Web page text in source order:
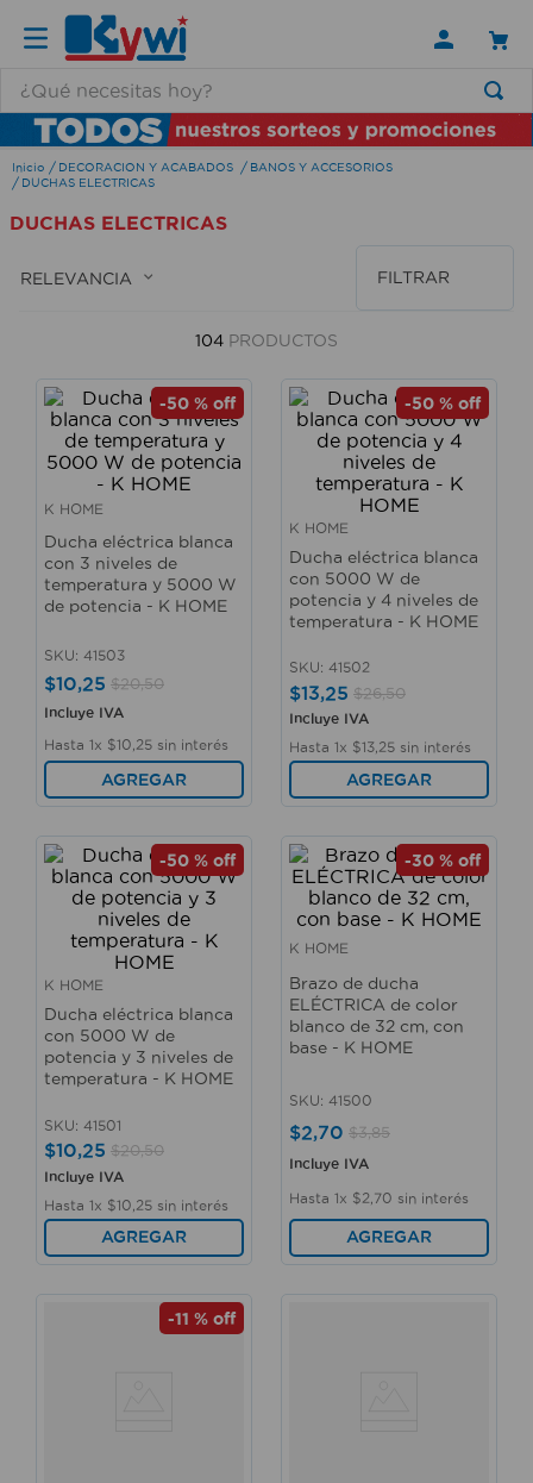
DECORACION Y ACABADOS
BANOS Y ACCESORIOS
DUCHAS ELECTRICAS
DUCHAS ELECTRICAS
RELEVANCIA FILTRAR
104 PRODUCTOS
-50 % off
K HOME
Ducha eléctrica blanca
con 3 niveles de
temperatura y 5000 W
de potencia - K HOME
SKU: 41503
$10,25 $20,50
Incluye IVA
Hasta 1x $10 25 sin interés
AGREGAR
-50 % off
K HOME
Ducha eléctrica blanca
con 5000 W de
potencia y 4 niveles de
temperatura - K HOME
SKU: 41502
$13,25 $26,50
Incluye IVA
Hasta 1x $13 25 sin interés
AGREGAR
-50 % off
K HOME
Ducha eléctrica blanca
con 5000 W de
potencia y 3 niveles de
temperatura - K HOME
SKU: 41501
$10,25 $20,50
Incluye IVA
Hasta 1x $10 25 sin interés
AGREGAR
-30 % off
K HOME
Brazo de ducha
ELÉCTRICA de color
blanco de 32 cm, con
base - K HOME
SKU: 41500
$2,70 $3,85
Incluye IVA
Hasta 1x $2 70 sin interés
AGREGAR
-11 % off
TÉRMINOS MÁS BUSCADOS
1.
lamparas
2 .
ducha
.
escritorio
aspiradora
taladro
cerradura
fregadero